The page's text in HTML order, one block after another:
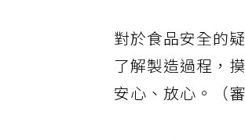
對於食品安全的
了解製造過程，
安心、放心。（